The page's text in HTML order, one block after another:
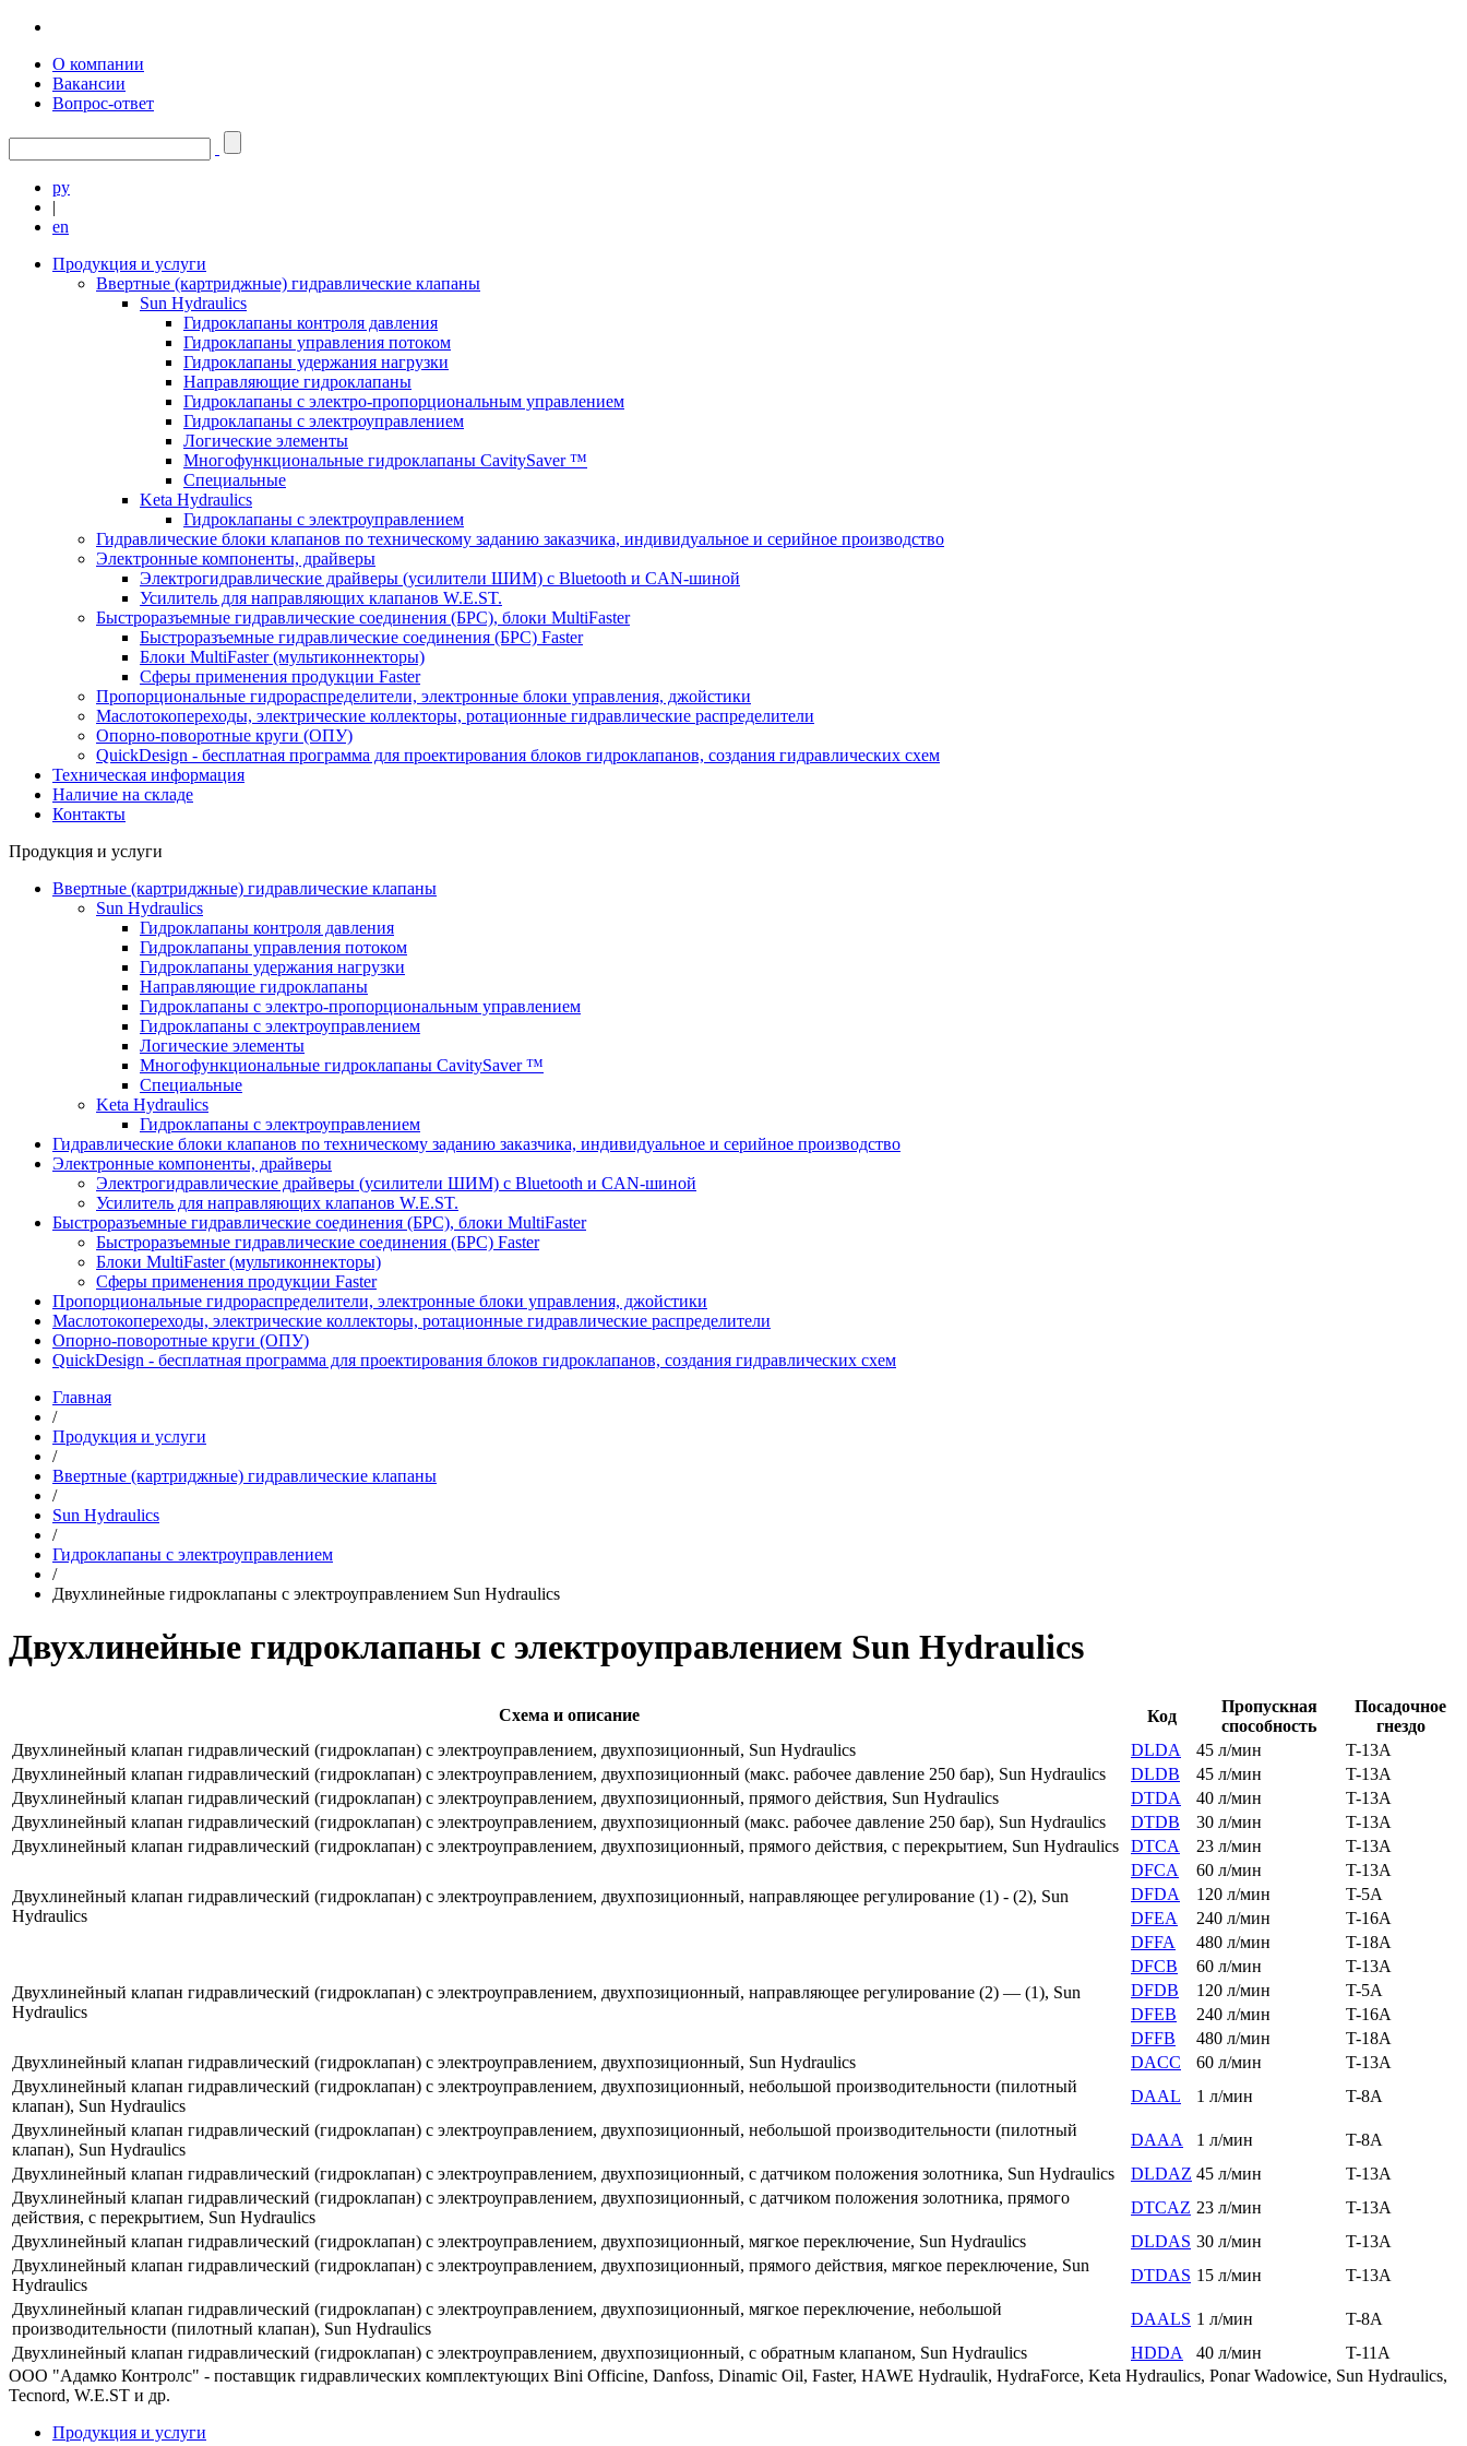
О компании
Вакансии
Вопрос-ответ
ру
|
en
Продукция и услуги
Ввертные (картриджные) гидравлические клапаны
Sun Hydraulics
Гидроклапаны контроля давления
Гидроклапаны управления потоком
Гидроклапаны удержания нагрузки
Направляющие гидроклапаны
Гидроклапаны с электро-пропорциональным управлением
Гидроклапаны с электроуправлением
Логические элементы
Многофункциональные гидроклапаны CavitySaver ™
Специальные
Keta Hydraulics
Гидроклапаны с электроуправлением
Гидравлические блоки клапанов по техническому заданию заказчика, индивидуальное и серийное производство
Электронные компоненты, драйверы
Электрогидравлические драйверы (усилители ШИМ) с Bluetooth и CAN-шиной
Усилитель для направляющих клапанов W.E.ST.
Быстроразъемные гидравлические соединения (БРС), блоки MultiFaster
Быстроразъемные гидравлические соединения (БРС) Faster
Блоки MultiFaster (мультиконнекторы)
Сферы применения продукции Faster
Пропорциональные гидрораспределители, электронные блоки управления, джойстики
Маслотокопереходы, электрические коллекторы, ротационные гидравлические распределители
Опорно-поворотные круги (ОПУ)
QuickDesign - бесплатная программа для проектирования блоков гидроклапанов, создания гидравлических схем
Техническая информация
Наличие на складе
Контакты
Продукция и услуги
Ввертные (картриджные) гидравлические клапаны
Sun Hydraulics
Гидроклапаны контроля давления
Гидроклапаны управления потоком
Гидроклапаны удержания нагрузки
Направляющие гидроклапаны
Гидроклапаны с электро-пропорциональным управлением
Гидроклапаны с электроуправлением
Логические элементы
Многофункциональные гидроклапаны CavitySaver ™
Специальные
Keta Hydraulics
Гидроклапаны с электроуправлением
Гидравлические блоки клапанов по техническому заданию заказчика, индивидуальное и серийное производство
Электронные компоненты, драйверы
Электрогидравлические драйверы (усилители ШИМ) с Bluetooth и CAN-шиной
Усилитель для направляющих клапанов W.E.ST.
Быстроразъемные гидравлические соединения (БРС), блоки MultiFaster
Быстроразъемные гидравлические соединения (БРС) Faster
Блоки MultiFaster (мультиконнекторы)
Сферы применения продукции Faster
Пропорциональные гидрораспределители, электронные блоки управления, джойстики
Маслотокопереходы, электрические коллекторы, ротационные гидравлические распределители
Опорно-поворотные круги (ОПУ)
QuickDesign - бесплатная программа для проектирования блоков гидроклапанов, создания гидравлических схем
Главная
/
Продукция и услуги
/
Ввертные (картриджные) гидравлические клапаны
/
Sun Hydraulics
/
Гидроклапаны с электроуправлением
/
Двухлинейные гидроклапаны с электроуправлением Sun Hydraulics
Двухлинейные гидроклапаны с электроуправлением Sun Hydraulics
Схема и описание Код
Пропускная
способность
Посадочное
гнездо
Двухлинейный клапан гидравлический (гидроклапан) с электроуправлением, двухпозиционный, Sun Hydraulics
DLDA 45 л/мин
T-13A
Двухлинейный клапан гидравлический (гидроклапан) с электроуправлением, двухпозиционный (макс. рабочее давление 250 бар), Sun Hydraulics
DLDB 45 л/мин
T-13A
Двухлинейный клапан гидравлический (гидроклапан) с электроуправлением, двухпозиционный, прямого действия, Sun Hydraulics
DTDA 40 л/мин
T-13A
Двухлинейный клапан гидравлический (гидроклапан) с электроуправлением, двухпозиционный (макс. рабочее давление 250 бар), Sun Hydraulics
DTDB 30 л/мин
T-13A
Двухлинейный клапан гидравлический (гидроклапан) с электроуправлением, двухпозиционный, прямого действия, с перекрытием, Sun Hydraulics
DTCA 23 л/мин T-13A
Двухлинейный клапан гидравлический (гидроклапан) с электроуправлением, двухпозиционный, направляющее регулирование (1) - (2), Sun
Hydraulics
DFCA 60 л/мин
T-13A
DFDA
120 л/мин
T-5A
DFEA
240 л/мин
T-16A
DFFA
480 л/мин T-18A
Двухлинейный клапан гидравлический (гидроклапан) с электроуправлением, двухпозиционный, направляющее регулирование (2) — (1), Sun
Hydraulics
DFCB 60 л/мин
T-13A
DFDB
120 л/мин
T-5A
DFEB
240 л/мин
T-16A
DFFB
480 л/мин
T-18A
Двухлинейный клапан гидравлический (гидроклапан) с электроуправлением, двухпозиционный, Sun Hydraulics
DACC 60 л/мин
T-13A
Двухлинейный клапан гидравлический (гидроклапан) с электроуправлением, двухпозиционный, небольшой производительности (пилотный
клапан), Sun Hydraulics
DAAL 1 л/мин
T-8A
Двухлинейный клапан гидравлический (гидроклапан) с электроуправлением, двухпозиционный, небольшой производительности (пилотный
клапан), Sun Hydraulics
DAAA 1 л/мин
T-8A
Двухлинейный клапан гидравлический (гидроклапан) с электроуправлением, двухпозиционный, с датчиком положения золотника, Sun Hydraulics
DLDAZ 45 л/мин
T-13A
Двухлинейный клапан гидравлический (гидроклапан) с электроуправлением, двухпозиционный, с датчиком положения золотника, прямого
действия, с перекрытием, Sun Hydraulics
DTCAZ 23 л/мин
T-13A
Двухлинейный клапан гидравлический (гидроклапан) с электроуправлением, двухпозиционный, мягкое переключение, Sun Hydraulics
DLDAS 30 л/мин
T-13A
Двухлинейный клапан гидравлический (гидроклапан) с электроуправлением, двухпозиционный, прямого действия, мягкое переключение, Sun
Hydraulics
DTDAS 15 л/мин
T-13A
Двухлинейный клапан гидравлический (гидроклапан) с электроуправлением, двухпозиционный, мягкое переключение, небольшой
производительности (пилотный клапан), Sun Hydraulics
DAALS 1 л/мин
T-8A
Двухлинейный клапан гидравлический (гидроклапан) с электроуправлением, двухпозиционный, с обратным клапаном, Sun Hydraulics
HDDA 40 л/мин
T-11A
ООО "Адамко Контролс" - поставщик гидравлических комплектующих Bini Officine, Danfoss, Dinamic Oil, Faster, HAWE Hydraulik, HydraForce, Keta Hydraulics, Ponar Wadowice, Sun Hydraulics,
Tecnord, W.E.ST и др.
Продукция и услуги